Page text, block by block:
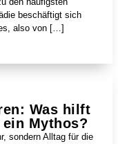
beschäftigt sich
also von […]
Was hilft
Mythos?
sondern Alltag für die